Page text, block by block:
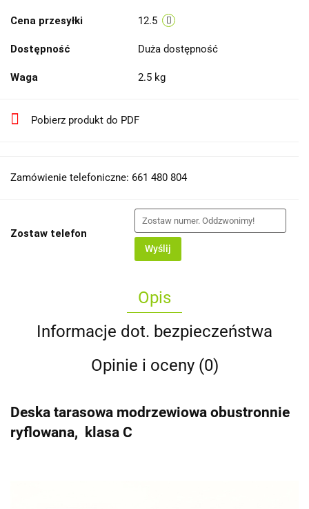
Cena przesyłki 12.5
Dostępność Duża dostępność
Waga 2.5 kg
Pobierz produkt do PDF
Zamówienie telefoniczne: 661 480 804
Zostaw telefon
Wyślij
Opis
Informacje dot. bezpieczeństwa
Opinie i oceny (0)
Deska tarasowa modrzewiowa obustronnie
ryflowana, klasa C